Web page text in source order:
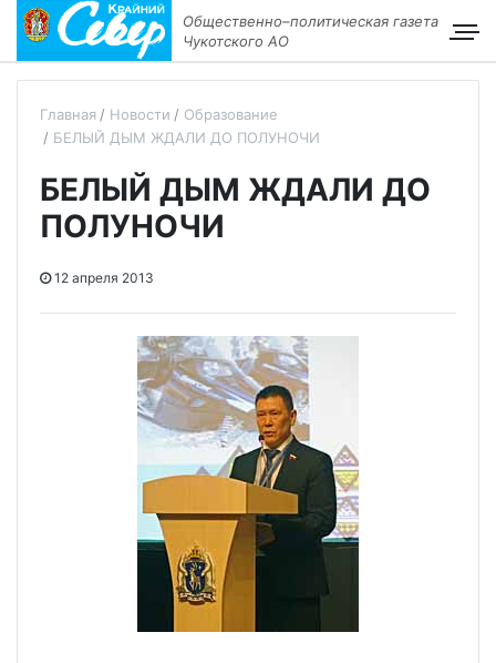
Общественно–политическая газета
Чукотского АО
Главная Новости
Образование
БЕЛЫЙ ДЫМ ЖДАЛИ ДО ПОЛУНОЧИ
БЕЛЫЙ ДЫМ ЖДАЛИ ДО
ПОЛУНОЧИ
12 апреля 2013